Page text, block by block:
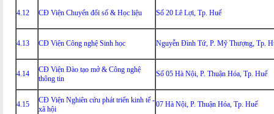
4.12 CĐ Viện Chuyển đổi số & Học liệu Số 20 Lê Lợi, Tp. Huế
4.13 CĐ Viện Công nghệ Sinh học Nguyễn Đình Tứ, P. Mỹ Thượng, Tp.
4.14
CĐ Viện Đào tạo mở & Công nghệ
thông tin
Số 05 Hà Nội, P. Thuận Hóa, Tp. Huế
4.15
CĐ Viện Nghiên cứu phát triển kinh tế -
xã hội
07 Hà Nội, P. Thuận Hóa, Tp. Huế